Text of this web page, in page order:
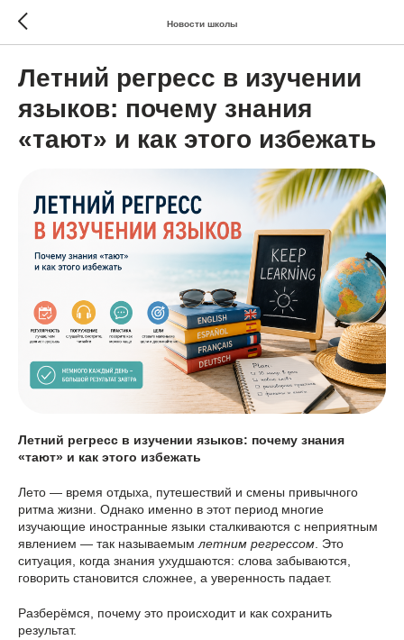
Новости школы
Летний регресс в изучении
языков: почему знания
«тают» и как этого избежать
Летний регресс в изучении языков: почему знания
«тают» и как этого избежать
Лето — время отдыха, путешествий и смены привычного
ритма жизни. Однако именно в этот период многие
изучающие иностранные языки сталкиваются с неприятным
явлением — так называемым летним регрессом . Это
ситуация, когда знания ухудшаются: слова забываются,
говорить становится сложнее, а уверенность падает.
Разберёмся, почему это происходит и как сохранить
результат.